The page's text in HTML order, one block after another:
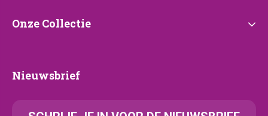
Onze
Onze Collectie
Nieuwsbrief
Nieuwsbrief